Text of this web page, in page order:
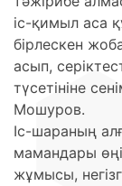
іс-қимыл аса
бірлескен
асып,
түсетініне
Мошуров.
Іс-шараның
мамандары
жұмысы,